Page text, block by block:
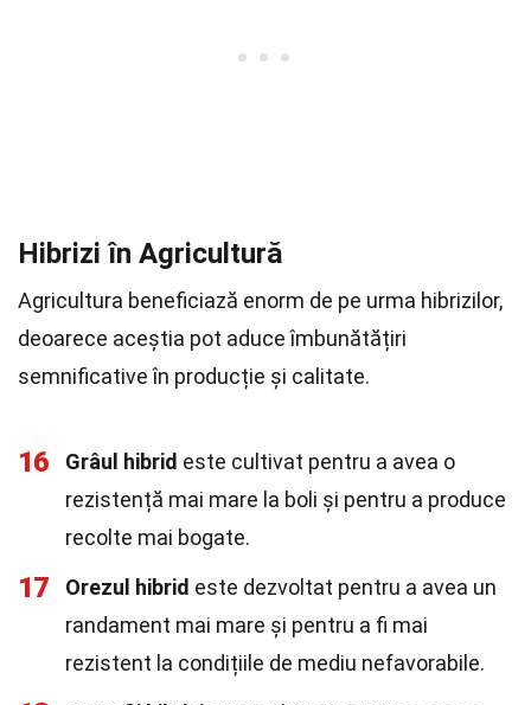
Hibrizi în Agricultură
Agricultura beneficiază enorm de pe urma hibrizilor,
deoarece aceștia pot aduce îmbunătățiri
semnificative în producție și calitate.
16 Grâul hibrid este cultivat pentru a avea o
rezistență mai mare la boli și pentru a produce
recolte mai bogate.
17 Orezul hibrid este dezvoltat pentru a avea un
randament mai mare și pentru a fi mai
rezistent la condițiile de mediu nefavorabile.